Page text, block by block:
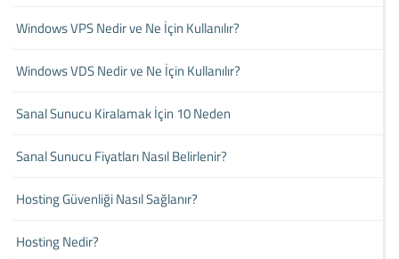
Windows VPS Nedir ve Ne İçin Kullanılır?
Windows VDS Nedir ve Ne İçin Kullanılır?
Sanal Sunucu Kiralamak İçin 10 Neden
Sanal Sunucu Fiyatları Nasıl Belirlenir?
Hosting Güvenliği Nasıl Sağlanır?
Hosting Nedir?